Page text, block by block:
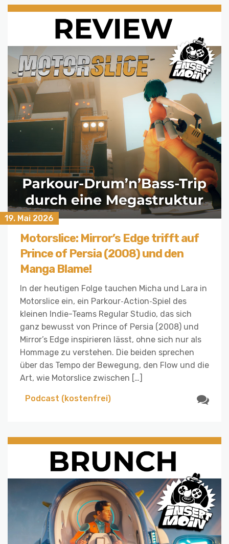
19. Mai 2026
Motorslice: Mirror’s Edge trifft auf
Prince of Persia (2008) und den
Manga Blame!
In der heutigen Folge tauchen Micha und Lara in
Motorslice ein, ein Parkour‑Action‑Spiel des
kleinen Indie-Teams Regular Studio, das sich
ganz bewusst von Prince of Persia (2008) und
Mirror’s Edge inspirieren lässt, ohne sich nur als
Hommage zu verstehen. Die beiden sprechen
über das Tempo der Bewegung, den Flow und die
Art, wie Motorslice zwischen […]
Podcast (kostenfrei)